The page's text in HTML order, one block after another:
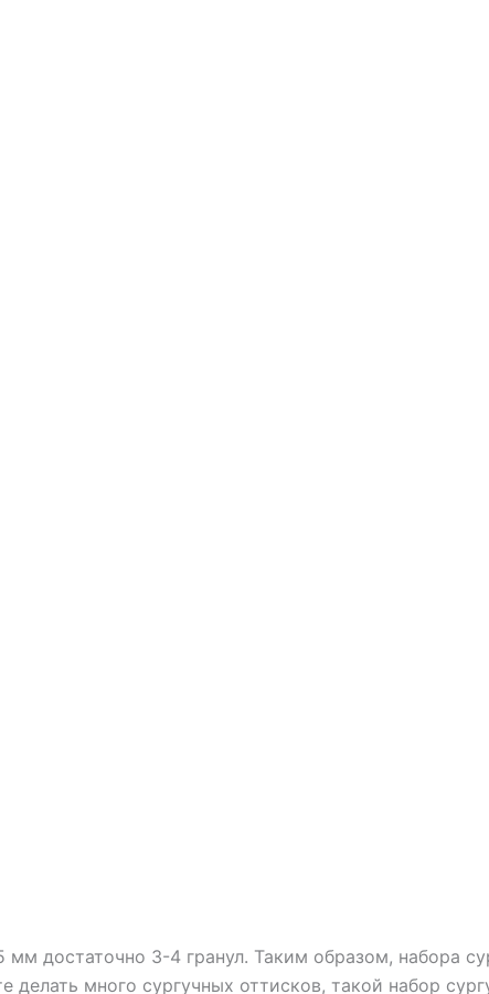
достаточно 3-4 гранул. Таким образом, набора
делать много сургучных оттисков, такой набор